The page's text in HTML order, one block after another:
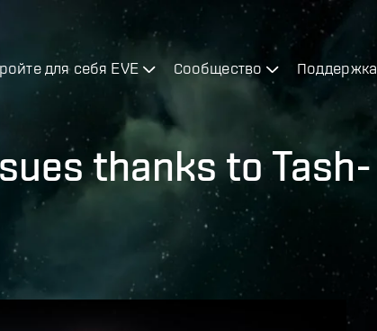
для себя EVE Сообщество Поддержка
thanks to Tash-